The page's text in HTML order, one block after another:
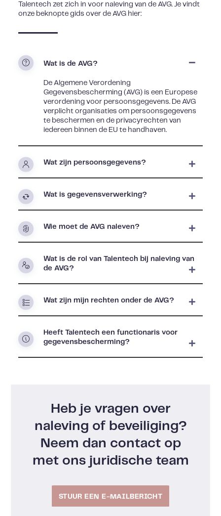
Talentech zet zich in voor naleving van de AVG. Je vindt
onze beknopte gids over de AVG hier:
Wat is de AVG?
De Algemene Verordening
Gegevensbescherming (AVG) is een Europese
verordening voor persoonsgegevens. De AVG
verplicht organisaties om persoonsgegevens
te beschermen en de privacyrechten van
iedereen binnen de EU te handhaven.
Wat zijn persoonsgegevens?
Wat is gegevensverwerking?
Wie moet de AVG naleven?
Wat is de rol van Talentech bij naleving van
de AVG?
Wat zijn mijn rechten onder de AVG?
Heeft Talentech een functionaris voor
gegevensbescherming?
Heb je vragen over
naleving of beveiliging?
Neem dan contact op
met ons juridische team
STUUR EEN E-MAILBERICHT